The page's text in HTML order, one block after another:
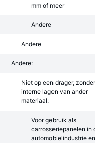
mm of meer
Andere
Andere
Andere:
Niet op een drager, zonder
interne lagen van ander
materiaal:
Voor gebruik als
carrosseriepanelen in de
automobielindustrie en